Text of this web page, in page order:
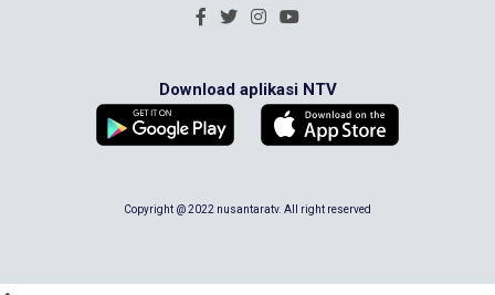
Download aplikasi NTV
Copyright @ 2022 nusantaratv. All right reserved